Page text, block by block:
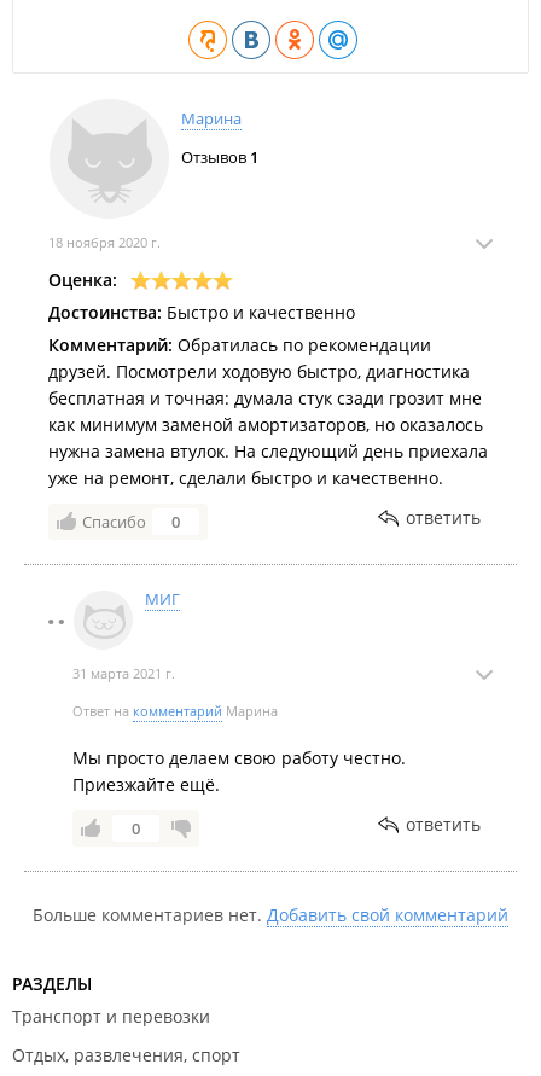
Марина
Отзывов 1
18 ноября 2020 г.
Оценка:
Достоинства: Быстро и качественно
Комментарий: Обратилась по рекомендации
друзей. Посмотрели ходовую быстро, диагностика
бесплатная и точная: думала стук сзади грозит мне
как минимум заменой амортизаторов, но оказалось
нужна замена втулок. На следующий день приехала
уже на ремонт, сделали быстро и качественно.
Спасибо 0 ответить
МИГ
31 марта 2021 г.
Ответ на комментарий Марина
Мы просто делаем свою работу честно.
Приезжайте ещё.
0 ответить
Больше комментариев нет. Добавить свой комментарий
РАЗДЕЛЫ
Транспорт и перевозки
Отдых, развлечения, спорт